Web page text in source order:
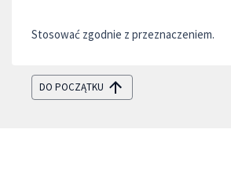
Stosować zgodnie z przeznaczeniem.
DO POCZĄTKU